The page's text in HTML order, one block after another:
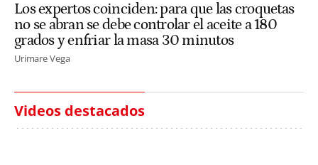
Los expertos coinciden: para que las croquetas
no se abran se debe controlar el aceite a 180
grados y enfriar la masa 30 minutos
Urimare Vega
Videos destacados